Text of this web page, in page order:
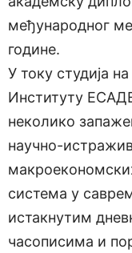
међународног
године.
У току студија
Институту
неколико
научно-
система у
истакнутим
часописима и